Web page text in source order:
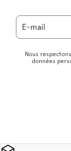
E-mail
Nous
données